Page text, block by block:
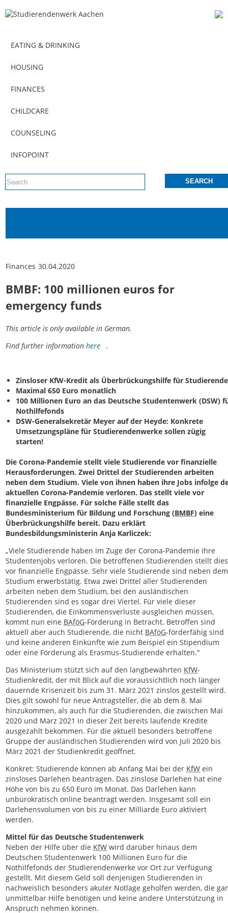
EATING & DRINKING
HOUSING
FINANCES
CHILDCARE
COUNSELING
INFOPOINT
Finances 30.04.2020
BMBF: 100 millionen euros for
emergency funds
This article is only available in German.
Find further informationhere .
Zinsloser KfW-Kredit als Überbrückungshilfe für Studierende
Maximal 650 Euro monatlich
100 Millionen Euro an das Deutsche Studentenwerk (DSW)
Nothilfefonds
DSW-Generalsekretär Meyer auf der Heyde: Konkrete
Umsetzungspläne für Studierendenwerke sollen zügig
starten!
Die Corona-Pandemie stellt viele Studierende vor finanzielle
Herausforderungen. Zwei Drittel der Studierenden arbeiten
neben dem Studium. Viele von ihnen haben ihre Jobs infolge
aktuellen Corona-Pandemie verloren. Das stellt viele vor
finanzielle Engpässe. Für solche Fälle stellt das
Bundesministerium für Bildung und Forschung (BMBF) eine
Überbrückungshilfe bereit. Dazu erklärt
Bundesbildungsministerin Anja Karliczek:
„Viele Studierende haben im Zuge der Corona-Pandemie ihre
Studentenjobs verloren. Die betroffenen Studierenden stellt dies
vor finanzielle Engpässe. Sehr viele Studierende sind neben dem
Studium erwerbstätig. Etwa zwei Drittel aller Studierenden
arbeiten neben dem Studium, bei den ausländischen
Studierenden sind es sogar drei Viertel. Für viele dieser
Studierenden, die Einkommensverluste ausgleichen müssen,
kommt nun eine BAföG-Förderung in Betracht. Betroffen sind
aktuell aber auch Studierende, die nicht BAföG-förderfähig sind
und keine anderen Einkünfte wie zum Beispiel ein Stipendium
oder eine Förderung als Erasmus-Studierende erhalten."
Das Ministerium stützt sich auf den langbewährten KfW-
Studienkredit, der mit Blick auf die voraussichtlich noch länger
dauernde Krisenzeit bis zum 31. März 2021 zinslos gestellt wird.
Dies gilt sowohl für neue Antragsteller, die ab dem 8. Mai
hinzukommen, als auch für die Studierenden, die zwischen Mai
2020 und März 2021 in dieser Zeit bereits laufende Kredite
ausgezahlt bekommen. Für die aktuell besonders betroffene
Gruppe der ausländischen Studierenden wird von Juli 2020 bis
März 2021 der Studienkredit geöffnet.
Konkret: Studierende können ab Anfang Mai bei der KfW ein
zinsloses Darlehen beantragen. Das zinslose Darlehen hat eine
Höhe von bis zu 650 Euro im Monat. Das Darlehen kann
unbürokratisch online beantragt werden. Insgesamt soll ein
Darlehensvolumen von bis zu einer Milliarde Euro aktiviert
werden.
Mittel für das Deutsche Studentenwerk
Neben der Hilfe über die KfW wird darüber hinaus dem
Deutschen Studentenwerk 100 Millionen Euro für die
Nothilfefonds der Studierendenwerke vor Ort zur Verfügung
gestellt. Mit diesem Geld soll denjenigen Studierenden in
nachweislich besonders akuter Notlage geholfen werden, die
unmittelbar Hilfe benötigen und keine andere Unterstützung in
Anspruch nehmen können.